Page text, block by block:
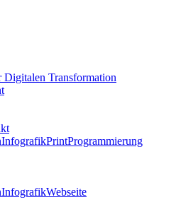
Transformation
InfografikPrintProgrammierung
InfografikWebseite